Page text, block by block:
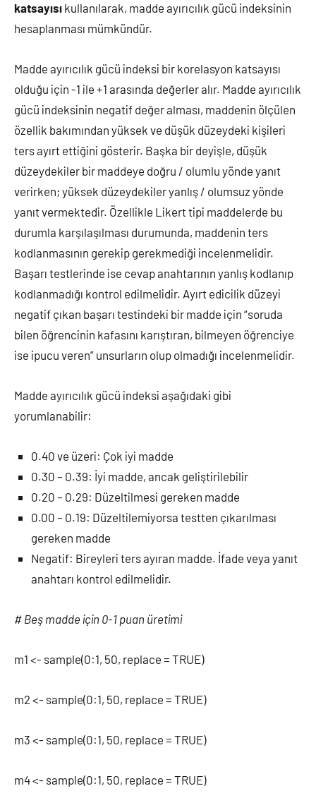
katsayısı kullanılarak, madde ayırıcılık gücü indeksinin
hesaplanması mümkündür.
Madde ayırıcılık gücü indeksi bir korelasyon katsayısı
olduğu için -1 ile +1 arasında değerler alır. Madde ayırıcılık
gücü indeksinin negatif değer alması, maddenin ölçülen
özellik bakımından yüksek ve düşük düzeydeki kişileri
ters ayırt ettiğini gösterir. Başka bir deyişle, düşük
düzeydekiler bir maddeye doğru / olumlu yönde yanıt
verirken; yüksek düzeydekiler yanlış / olumsuz yönde
yanıt vermektedir. Özellikle Likert tipi maddelerde bu
durumla karşılaşılması durumunda, maddenin ters
kodlanmasının gerekip gerekmediği incelenmelidir.
Başarı testlerinde ise cevap anahtarının yanlış kodlanıp
kodlanmadığı kontrol edilmelidir. Ayırt edicilik düzeyi
negatif çıkan başarı testindeki bir madde için “soruda
bilen öğrencinin kafasını karıştıran, bilmeyen öğrenciye
ise ipucu veren” unsurların olup olmadığı incelenmelidir.
Madde ayırıcılık gücü indeksi aşağıdaki gibi
yorumlanabilir:
0.40 ve üzeri: Çok iyi madde
0.30 – 0.39: İyi madde, ancak geliştirilebilir
0.20 – 0.29: Düzeltilmesi gereken madde
0.00 – 0.19: Düzeltilemiyorsa testten çıkarılması
gereken madde
Negatif: Bireyleri ters ayıran madde. İfade veya yanıt
anahtarı kontrol edilmelidir.
# Beş madde için 0-1 puan üretimi
m1 <- sample(0:1, 50, replace = TRUE)
m2 <- sample(0:1, 50, replace = TRUE)
m3 <- sample(0:1, 50, replace = TRUE)
m4 <- sample(0:1, 50, replace = TRUE)